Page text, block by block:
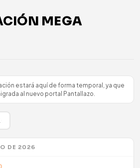
MEGA
estará aquí de forma temporal, ya que
al nuevo portal Pantallazo.
DE 2026